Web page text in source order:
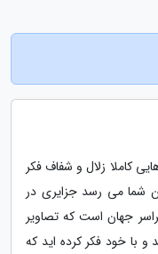
کاملا زلال و شفاف فکر
شما می رسد جزایری در
جهان است که تصاویر
و با خود فکر کرده اید که